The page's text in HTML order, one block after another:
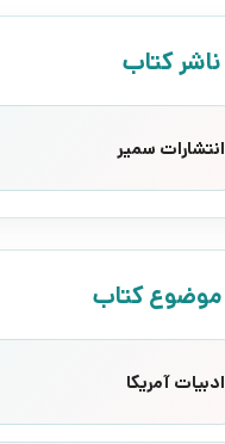
ناشر کتاب
انتشارات سمیر
موضوع کتاب
ادبیات آمریکا